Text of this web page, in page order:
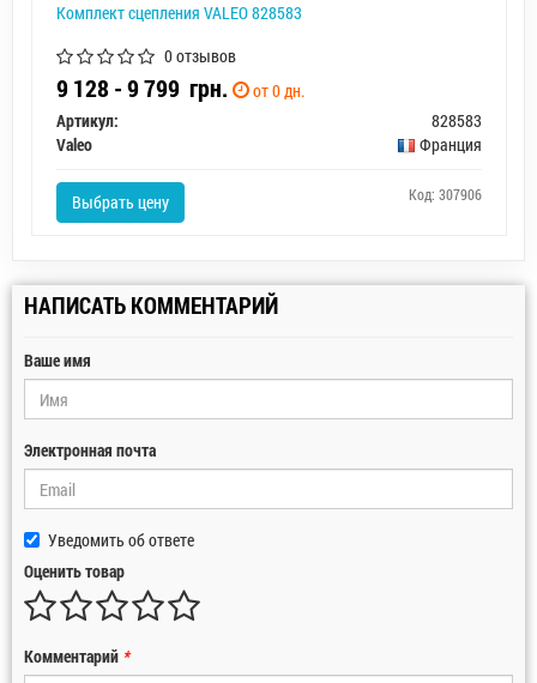
Комплект сцепления VALEO 828583
0 отзывов
9 128 - 9 799 грн.
от 0 дн.
Артикул:
828583
Valeo
Франция
Выбрать цену Код: 307906
НАПИСАТЬ КОММЕНТАРИЙ
Ваше имя
Электронная почта
Уведомить об ответе
Оценить товар
Комментарий *